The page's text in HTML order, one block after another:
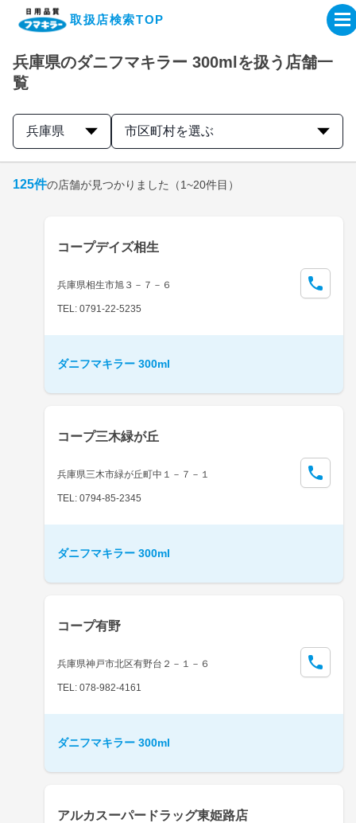
取扱店検索TOP
企業・IR情報サイト
製品情報サイト
取扱店検索はこちら
兵庫県のダニフマキラー 300mlを扱う店舗一
覧
兵庫県 市区町村を選ぶ
125件の店舗が見つかりました （1~20件目）
コープデイズ相生
兵庫県相生市旭３－７－６
TEL: 0791-22-5235
ダニフマキラー 300ml
コープ三木緑が丘
兵庫県三木市緑が丘町中１－７－１
TEL: 0794-85-2345
ダニフマキラー 300ml
コープ有野
兵庫県神戸市北区有野台２－１－６
TEL: 078-982-4161
ダニフマキラー 300ml
アルカスーパードラッグ東姫路店